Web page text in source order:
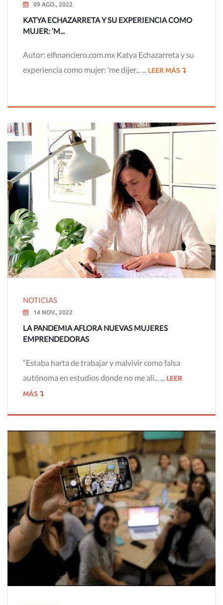
09 AGO., 2022
KATYA ECHAZARRETA Y SU EXPERIENCIA COMO
MUJER: ‘M...
Autor: elfinanciero.com.mx Katya Echazarreta y su
experiencia como mujer: ‘me dijer... ... LEER MÁS
NOTICIAS
14 NOV., 2022
LA PANDEMIA AFLORA NUEVAS MUJERES
EMPRENDEDORAS
“Estaba harta de trabajar y malvivir como falsa
autónoma en estudios donde no me ali... ... LEER
MÁS